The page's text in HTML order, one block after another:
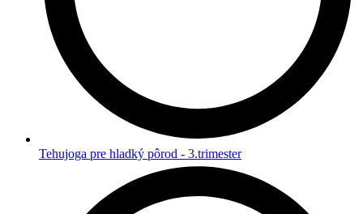
Tehujoga pre hladký pôrod - 3.trimester